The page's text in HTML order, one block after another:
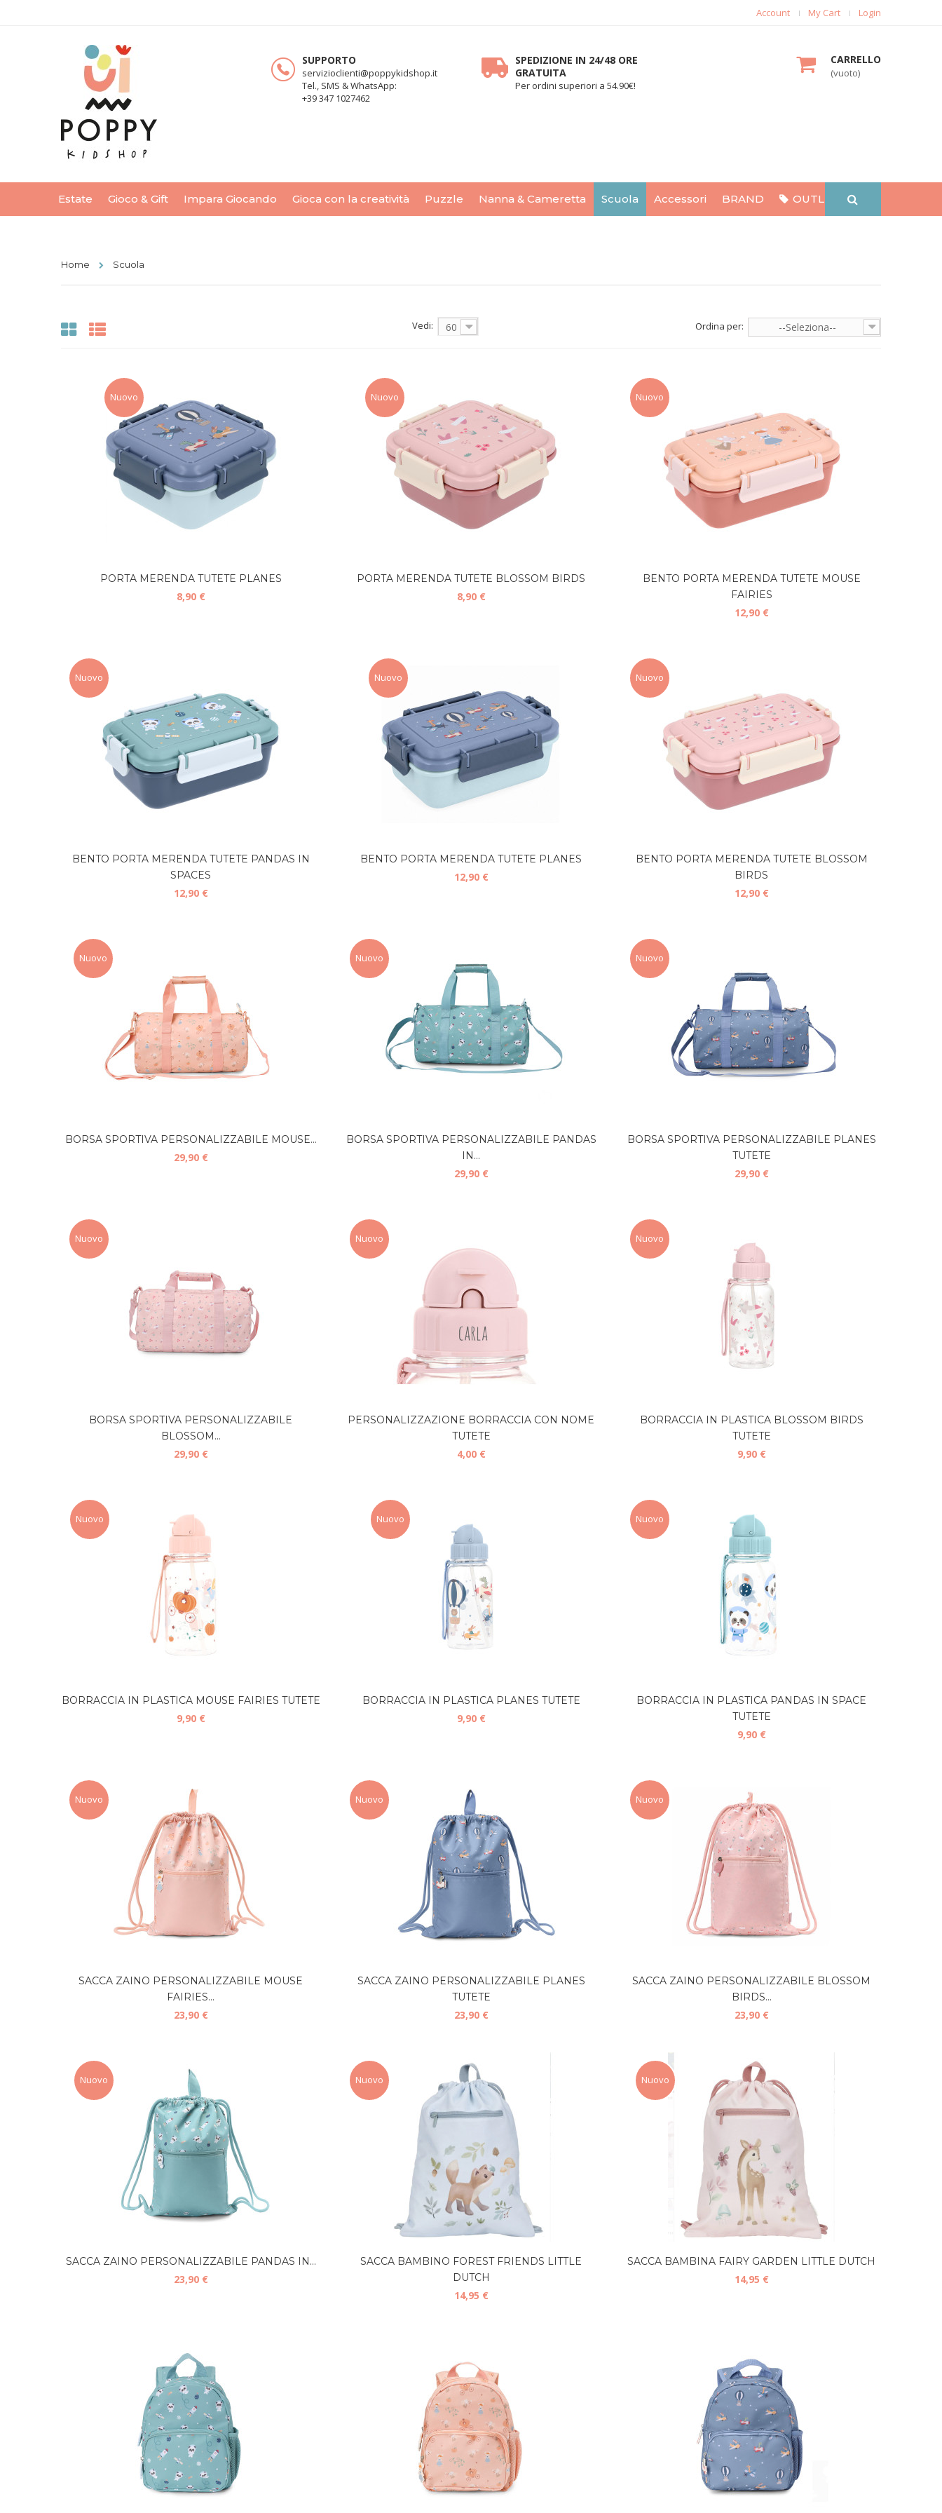
Account My Cart Login
SUPPORTO
servizioclienti@poppykidshop.it
Tel., SMS & WhatsApp:
+39 347 1027462
SPEDIZIONE IN 24/48 ORE
GRATUITA
Per ordini superiori a 54.90€!
CARRELLO
(vuoto)
Estate Gioco & Gift Impara Giocando Gioca con la creatività Puzzle Nanna & Cameretta Scuola Accessori BRAND OUTLET
Home Scuola
Ordina per: --Seleziona--
Vedi: 60
Nuovo
PORTA MERENDA TUTETE PLANES
8,90 €
Nuovo
PORTA MERENDA TUTETE BLOSSOM BIRDS
8,90 €
Nuovo
BENTO PORTA MERENDA TUTETE MOUSE
FAIRIES
12,90 €
Nuovo
BENTO PORTA MERENDA TUTETE PANDAS IN
SPACES
12,90 €
Nuovo
BENTO PORTA MERENDA TUTETE PLANES
12,90 €
Nuovo
BENTO PORTA MERENDA TUTETE BLOSSOM
BIRDS
12,90 €
Nuovo
BORSA SPORTIVA PERSONALIZZABILE MOUSE...
29,90 €
Nuovo
BORSA SPORTIVA PERSONALIZZABILE PANDAS
IN...
29,90 €
Nuovo
BORSA SPORTIVA PERSONALIZZABILE PLANES
TUTETE
29,90 €
Nuovo
BORSA SPORTIVA PERSONALIZZABILE
BLOSSOM...
29,90 €
Nuovo
PERSONALIZZAZIONE BORRACCIA CON NOME
TUTETE
4,00 €
Nuovo
BORRACCIA IN PLASTICA BLOSSOM BIRDS
TUTETE
9,90 €
Nuovo
BORRACCIA IN PLASTICA MOUSE FAIRIES TUTETE
9,90 €
Nuovo
BORRACCIA IN PLASTICA PLANES TUTETE
9,90 €
Nuovo
BORRACCIA IN PLASTICA PANDAS IN SPACE
TUTETE
9,90 €
Nuovo
SACCA ZAINO PERSONALIZZABILE MOUSE
FAIRIES...
23,90 €
Nuovo
SACCA ZAINO PERSONALIZZABILE PLANES
TUTETE
23,90 €
Nuovo
SACCA ZAINO PERSONALIZZABILE BLOSSOM
BIRDS...
23,90 €
Nuovo
SACCA ZAINO PERSONALIZZABILE PANDAS IN...
23,90 €
Nuovo
SACCA BAMBINO FOREST FRIENDS LITTLE
DUTCH
14,95 €
Nuovo
SACCA BAMBINA FAIRY GARDEN LITTLE DUTCH
14,95 €